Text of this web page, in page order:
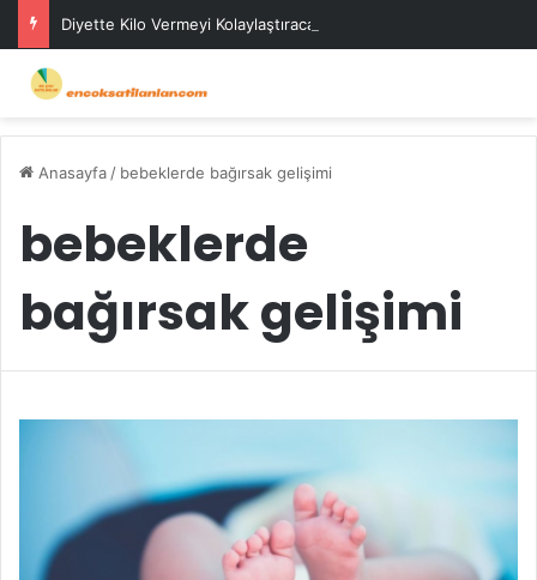
Diyette Kilo Vermeyi Kolaylaştıracak Günlük Stratejiler
Anasayfa / bebeklerde bağırsak gelişimi
bebeklerde
bağırsak gelişimi